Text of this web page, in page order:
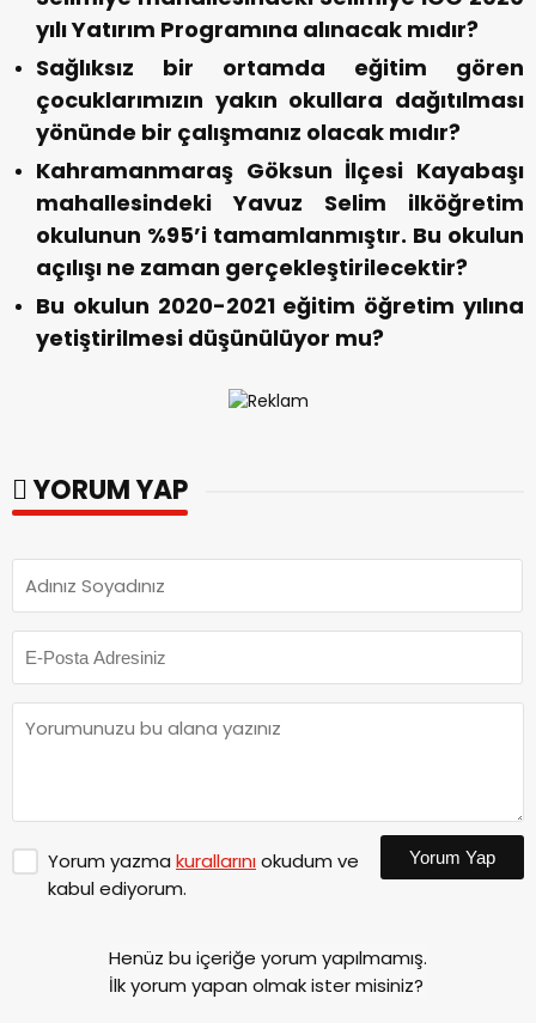
yılı Yatırım Programına alınacak mıdır?
Sağlıksız bir ortamda eğitim gören
çocuklarımızın yakın okullara dağıtılması
yönünde bir çalışmanız olacak mıdır?
Kahramanmaraş Göksun İlçesi Kayabaşı
mahallesindeki Yavuz Selim ilköğretim
okulunun %95’i tamamlanmıştır. Bu okulun
açılışı ne zaman gerçekleştirilecektir?
Bu okulun 2020-2021 eğitim öğretim yılına
yetiştirilmesi düşünülüyor mu?
YORUM YAP
Yorum yazma kurallarınıokudum ve
kabul ediyorum.
Yorum Yap
Henüz bu içeriğe yorum yapılmamış.
İlk yorum yapan olmak ister misiniz?